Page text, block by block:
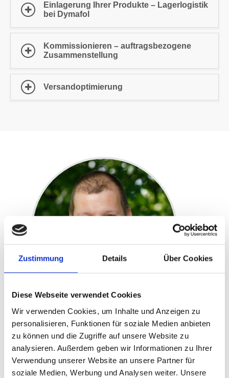
Zustimmung Details Über Cookies
Diese Webseite verwendet Cookies
Wir verwenden Cookies, um Inhalte und Anzeigen zu
personalisieren, Funktionen für soziale Medien anbieten
zu können und die Zugriffe auf unsere Website zu
analysieren. Außerdem geben wir Informationen zu Ihrer
Verwendung unserer Website an unsere Partner für
soziale Medien, Werbung und Analysen weiter. Unsere
Einlagerung Ihrer Produkte – Lagerlogistik
bei Dymafol
Kommissionieren – auftragsbezogene
Zusammenstellung
Versandoptimierung
Jörg Buiter
Kundenberatung
06051 914 17-16
joerg.buiter@dymafol.de